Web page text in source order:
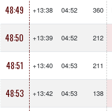
48:49 +13:38 04:52 360
48:50 +13:39 04:52 212
48:51 +13:40 04:53 211
48:53 +13:42 04:53 138